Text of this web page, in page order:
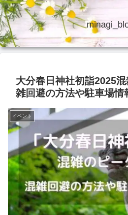
大分春日神社初詣2025
雑回避の方法や駐車場情
イベント